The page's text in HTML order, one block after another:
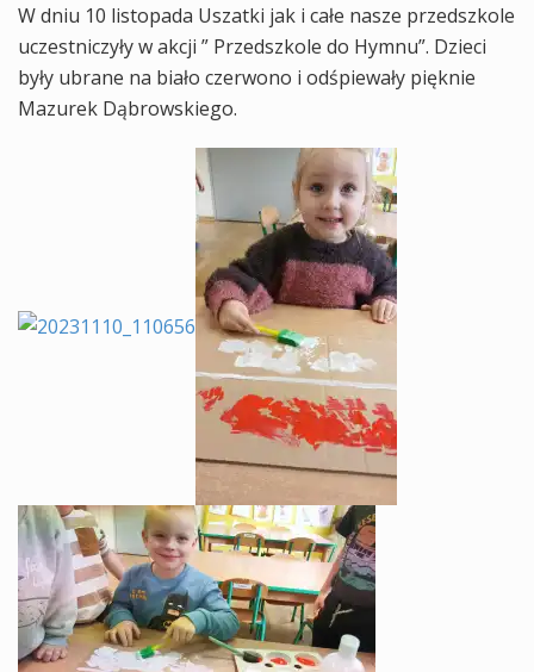
W dniu 10 listopada Uszatki jak i całe nasze przedszkole
uczestniczyły w akcji ” Przedszkole do Hymnu”. Dzieci
były ubrane na biało czerwono i odśpiewały pięknie
Mazurek Dąbrowskiego.